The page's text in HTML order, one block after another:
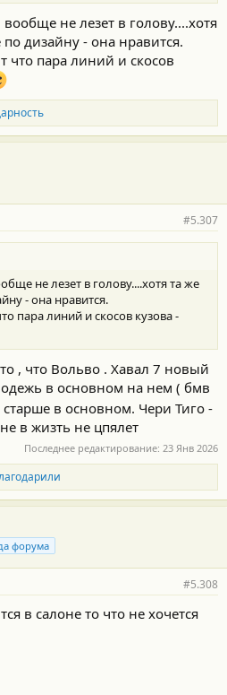
не лезет в голову....хотя
по дизайну - она нравится.
что пара линий и скосов
#5.307
не лезет в голову....хотя та же
- она нравится.
пара линий и скосов кузова -
, что Вольво . Хавал 7 новый
в основном на нем ( бмв
в основном. Чери Тиго -
в жизть не цпялет
Последнее редактирование: 23 Янв 2026
форума
#5.308
в салоне то что не хочется